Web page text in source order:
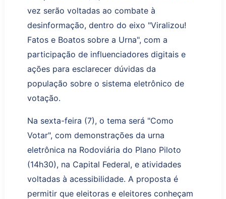
vez serão voltadas ao combate à
desinformação, dentro do eixo "Viralizou!
Fatos e Boatos sobre a Urna", com a
participação de influenciadores digitais e
ações para esclarecer dúvidas da
população sobre o sistema eletrônico de
votação.
Na sexta-feira (7), o tema será "Como
Votar", com demonstrações da urna
eletrônica na Rodoviária do Plano Piloto
(14h30), na Capital Federal, e atividades
voltadas à acessibilidade. A proposta é
permitir que eleitoras e eleitores conheçam